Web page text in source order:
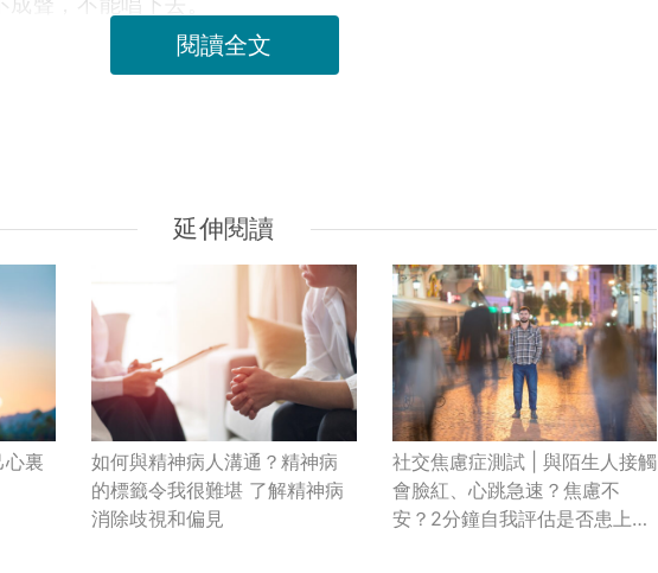
閱讀全文
延伸閱讀
心裏
如何與精神病人溝通？精神病
的標籤令我很難堪 了解精神病
消除歧視和偏見
社交焦慮症測試 | 與陌生人接觸
會臉紅、心跳急速？焦慮不
安？2分鐘自我評估是否患上社